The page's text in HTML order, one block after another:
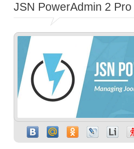
JSN PowerAdmin 2 Pro